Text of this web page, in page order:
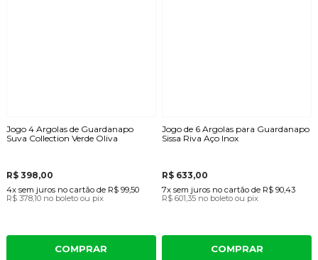
Jogo 4 Argolas de Guardanapo
Suva Collection Verde Oliva
R$ 398,00
4x sem juros no cartãode R$ 99,50
R$ 378,10 no boleto ou pix
COMPRAR
Jogo de 6 Argolas para Guardanapo
Sissa Riva Aço Inox
R$ 633,00
7x sem juros no cartão de R$ 90,43
R$ 601,35 no boleto ou pix
COMPRAR